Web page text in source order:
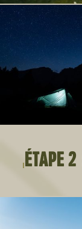
ÉTAPE 2